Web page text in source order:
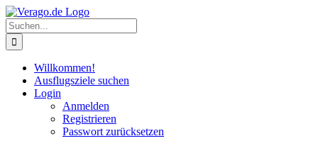
Zum
Inhalt
springen
Suche
nach:
Willkommen!
Ausflugsziele suchen
Login
Anmelden
Registrieren
Passwort zurücksetzen